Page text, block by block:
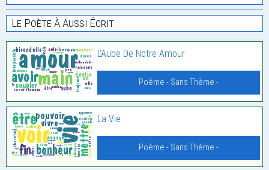
Le Poète À Aussi Écrit:
L’Aube De Notre Amour
Poème - Sans Thème -
La Vie
Poème - Sans Thème -